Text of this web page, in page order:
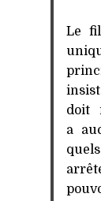
Le
doit
a